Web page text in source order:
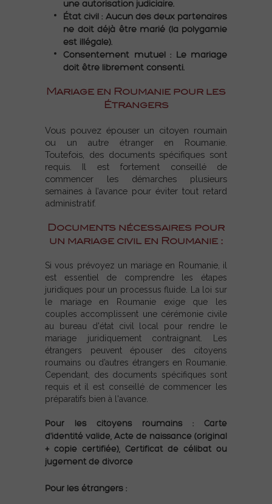
une autorisation judiciaire.
État civil : Aucun des deux partenaires
ne doit déjà être marié (la polygamie
est illégale).
Consentement mutuel : Le mariage
doit être librement consenti.
Mariage en Roumanie pour les
Étrangers
Vous pouvez épouser un citoyen roumain
ou un autre étranger en Roumanie.
Toutefois, des documents spécifiques sont
requis. Il est fortement conseillé de
commencer les démarches plusieurs
semaines à l’avance pour éviter tout retard
administratif.
Documents nécessaires pour
un mariage civil en Roumanie :
Si vous prévoyez un mariage en Roumanie, il
est essentiel de comprendre les étapes
juridiques pour un processus fluide. La loi sur
le mariage en Roumanie exige que les
couples accomplissent une cérémonie civile
au bureau d'état civil local pour rendre le
mariage juridiquement contraignant. Les
étrangers peuvent épouser des citoyens
roumains ou d’autres étrangers en Roumanie.
Cependant, des documents spécifiques sont
requis et il est conseillé de commencer les
préparatifs bien à l'avance.
Pour les citoyens roumains : Carte
d'identité valide, Acte de naissance (original
+ copie certifiée), Certificat de célibat ou
jugement de divorce
Pour les étrangers :